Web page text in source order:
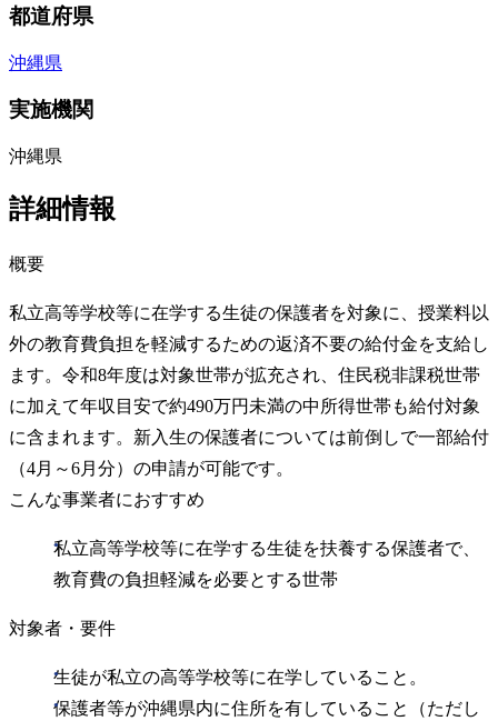
都道府県
沖縄県
実施機関
沖縄県
詳細情報
概要
私立高等学校等に在学する生徒の保護者を対象に、授業料以
外の教育費負担を軽減するための返済不要の給付金を支給し
ます。令和8年度は対象世帯が拡充され、住民税非課税世帯
に加えて年収目安で約490万円未満の中所得世帯も給付対象
に含まれます。新入生の保護者については前倒しで一部給付
（4月～6月分）の申請が可能です。
こんな事業者におすすめ
私立高等学校等に在学する生徒を扶養する保護者で、
教育費の負担軽減を必要とする世帯
対象者・要件
生徒が私立の高等学校等に在学していること。
保護者等が沖縄県内に住所を有していること（ただし